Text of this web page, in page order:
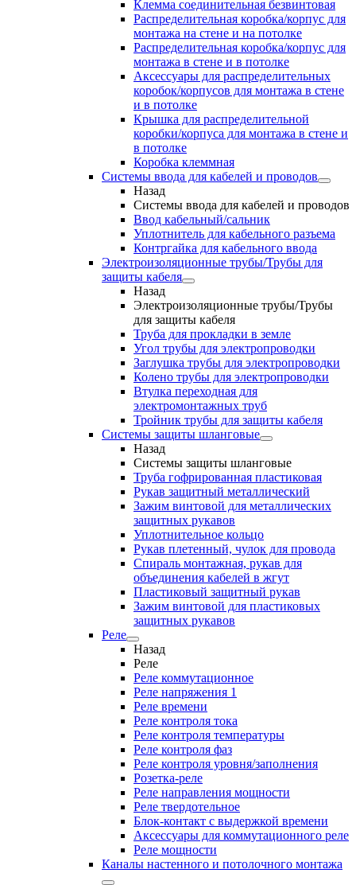
Клемма соединительная безвинтовая
Распределительная коробка/корпус для
монтажа на стене и на потолке
Распределительная коробка/корпус для
монтажа в стене и в потолке
Аксессуары для распределительных
коробок/корпусов для монтажа в стене
и в потолке
Крышка для распределительной
коробки/корпуса для монтажа в стене и
в потолке
Коробка клеммная
Системы ввода для кабелей и проводов
Назад
Системы ввода для кабелей и проводов
Ввод кабельный/сальник
Уплотнитель для кабельного разъема
Контргайка для кабельного ввода
Электроизоляционные трубы/Трубы для
защиты кабеля
Назад
Электроизоляционные трубы/Трубы
для защиты кабеля
Труба для прокладки в земле
Угол трубы для электропроводки
Заглушка трубы для электропроводки
Колено трубы для электропроводки
Втулка переходная для
электромонтажных труб
Тройник трубы для защиты кабеля
Системы защиты шланговые
Назад
Системы защиты шланговые
Труба гофрированная пластиковая
Рукав защитный металлический
Зажим винтовой для металлических
защитных рукавов
Уплотнительное кольцо
Рукав плетенный, чулок для провода
Спираль монтажная, рукав для
объединения кабелей в жгут
Пластиковый защитный рукав
Зажим винтовой для пластиковых
защитных рукавов
Реле
Назад
Реле
Реле коммутационное
Реле напряжения 1
Реле времени
Реле контроля тока
Реле контроля температуры
Реле контроля фаз
Реле контроля уровня/заполнения
Розетка-реле
Реле направления мощности
Реле твердотельное
Блок-контакт с выдержкой времени
Аксессуары для коммутационного реле
Реле мощности
Каналы настенного и потолочного монтажа